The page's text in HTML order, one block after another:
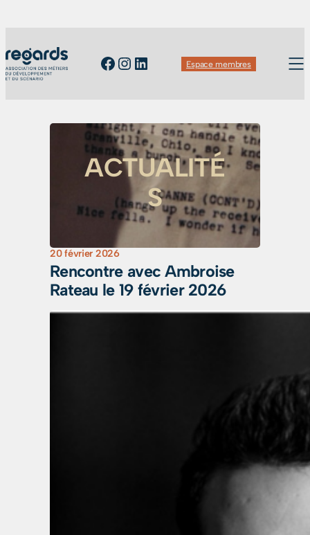
Facebook
Instagram
LinkedInEspace membres
ACTUALITÉ
S
20 février 2026
Rencontre avec Ambroise
Rateau le 19 février 2026